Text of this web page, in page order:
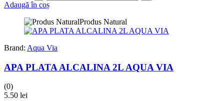
Adaugă în coș
Produs Natural
Brand: Aqua Via
APA PLATA ALCALINA 2L AQUA VIA
(0)
5.50 lei